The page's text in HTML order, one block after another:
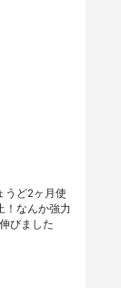
うど2ヶ月使
！なんか強力
びました